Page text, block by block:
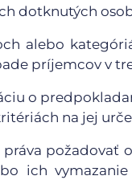
dotknutých
alebo
príjemcov v
o
na jej
požadovať
ich